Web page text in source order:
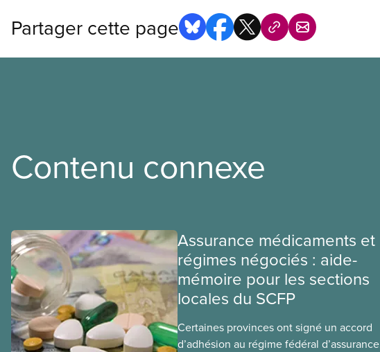
Partager cette page
Contenu connexe
Assurance médicaments et
régimes négociés : aide-
mémoire pour les sections
locales du SCFP
Certaines provinces ont signé un accord
d’adhésion au régime fédéral d’assurance